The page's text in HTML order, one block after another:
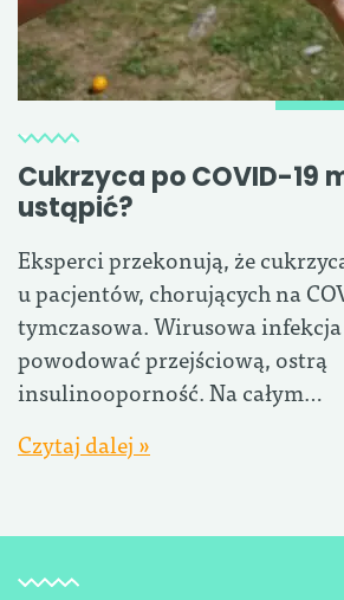
Cukrzyca po COVID-19
ustąpić?
Eksperci przekonują, że
u pacjentów, chorujących na
tymczasowa. Wirusowa
powodować przejściową, ostrą
insulinooporność. Na całym…
Czytaj dalej »